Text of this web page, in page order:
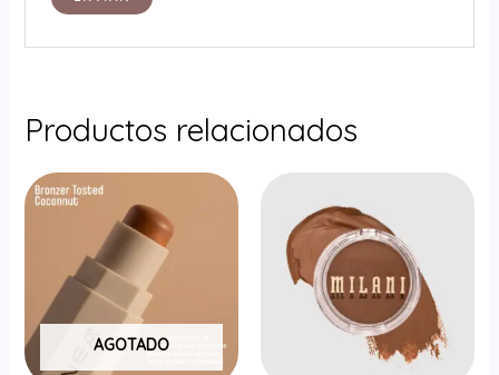
Productos relacionados
AGOTADO